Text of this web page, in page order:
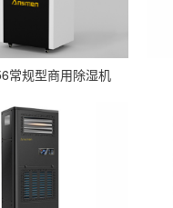
常规型商用除湿机